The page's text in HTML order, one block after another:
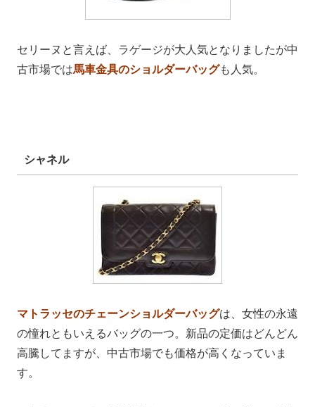
セリーヌと言えば、ラゲージが大人気となりましたが中
古市場では馬車金具のショルダーバッグも人気。
シャネル
マトラッセのチェーンショルダーバッグは、女性の永遠
の憧れともいえるバッグの一つ。新品の定価はどんどん
高騰してますが、中古市場でも価格が高くなっていま
す。